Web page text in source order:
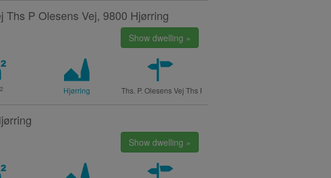
P Olesens Vej, 9800 Hjørring
Show dwelling »
2 Hjørring Ths. P. Olesens Vej Ths P Olesens Vej
Show dwelling »